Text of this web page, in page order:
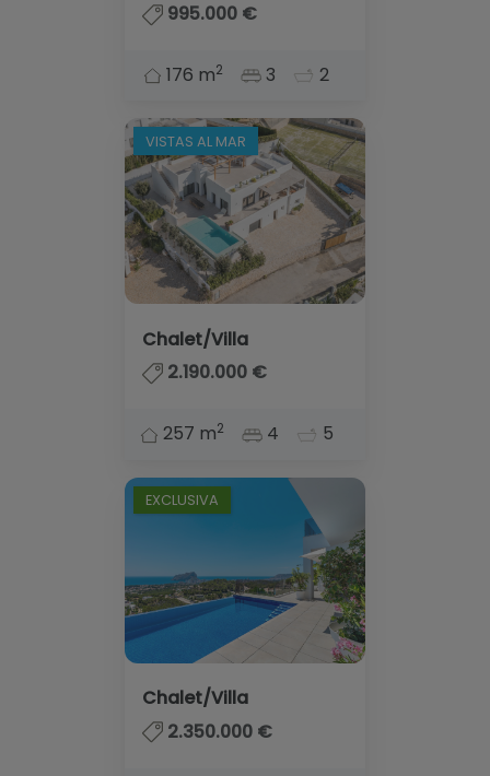
Contacto
995.000 €
176 m2 3 2
VISTAS AL MAR
Chalet/Villa
2.190.000 €
257 m2 4 5
EXCLUSIVA
Chalet/Villa
2.350.000 €